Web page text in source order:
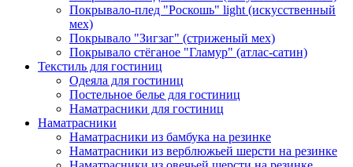
Покрывало-плед "Роскошь" light (искусственный
мех)
Покрывало "Зигзаг" (стриженый мех)
Покрывало стёганое "Гламур" (атлас-сатин)
Текстиль для гостиниц
Одеяла для гостиниц
Постельное белье для гостиниц
Наматрасники для гостиниц
Наматрасники
Наматрасники из бамбука на резинке
Наматрасники из верблюжьей шерсти на резинке